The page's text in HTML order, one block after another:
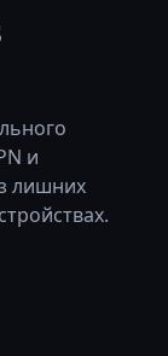
и
лишних